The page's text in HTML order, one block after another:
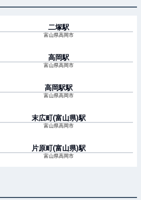
二塚駅
富山県高岡市
高岡駅
富山県高岡市
高岡駅駅
富山県高岡市
末広町(富山県)駅
富山県高岡市
片原町(富山県)駅
富山県高岡市